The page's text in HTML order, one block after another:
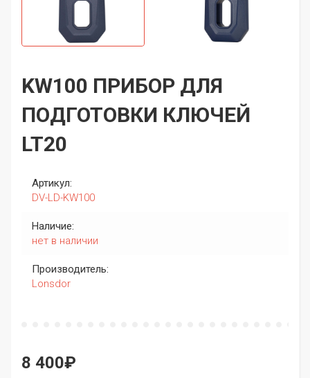
KW100 ПРИБОР ДЛЯ
ПОДГОТОВКИ КЛЮЧЕЙ
LT20
Артикул:
DV-LD-KW100
Наличие:
нет в наличии
Производитель:
Lonsdor
8 400₽